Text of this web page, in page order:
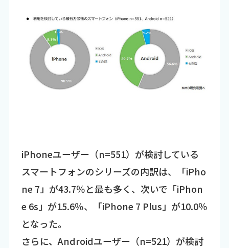
iPhoneユーザー（n=551）が検討している
スマートフォンのシリーズの内訳は、「iPho
ne 7」が43.7％と最も多く、次いで「iPhon
e 6s」が15.6％、「iPhone 7 Plus」が10.0％
となった。
さらに、Androidユーザー（n=521）が検討